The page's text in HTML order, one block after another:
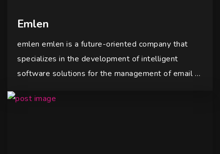
Emlen
emlen emlen is a future-oriented company that
specializes in the development of intelligent
software solutions for the management of email …